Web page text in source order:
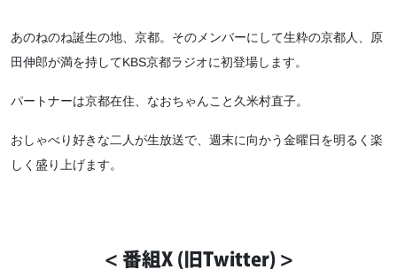
あのねのね誕生の地、京都。 そのメンバーにして生粋の京都人、 原
田伸郎が満を持してKBS京都ラジオに初登場します。
パートナーは京都在住、 なおちゃんこと久米村直子。
おしゃべり好きな二人が生放送で、 週末に向かう金曜日を明るく楽
しく盛り上げます。
< 番組X (旧Twitter) >